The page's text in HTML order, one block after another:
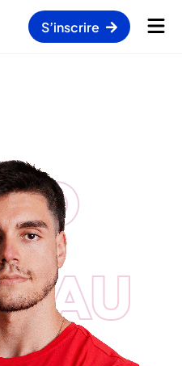
S’inscrire